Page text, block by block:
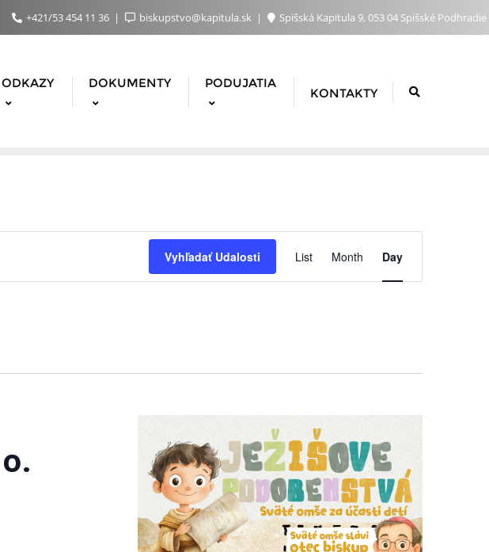
+421/53 454 11 36 biskupstvo@kapitula.sk Spišská Kapitula 9, 053 04 Spišské Podhradie
ODKAZY DOKUMENTY PODUJATIA
KONTAKTY
Vyhľadať Udalosti
Udalosť
Navigácie
List Month Day